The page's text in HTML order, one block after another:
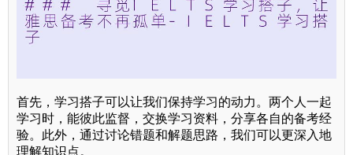
首先，学习搭子可以让我们保持学习的动力。两个人一起
学习时，能彼此监督，交换学习资料，分享各自的备考经
验。此外，通过讨论错题和解题思路，我们可以更深入地
理解知识点。